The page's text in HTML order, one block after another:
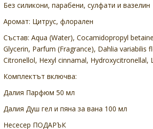
Без силикони, парабени, сулфати и вазелин
Аромат: Цитрус, флорален
Състав: Aqua (Water), Cocamidopropyl
Glycerin, Parfum (Fragrance), Dahlia
Citronellol, Hexyl cinnamal,
Комплектът включва:
Далия Парфюм 50 мл
Далия Душ гел и пяна за вана 100 мл
Несесер ПОДАРЪК